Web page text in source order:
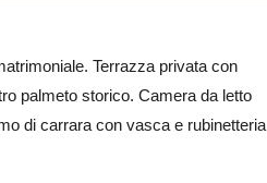
Terrazza privata con
palmeto storico. Camera da letto
di carrara con vasca e rubinetteria